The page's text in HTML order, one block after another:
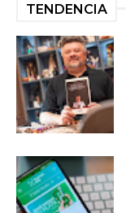
TENDENCIA